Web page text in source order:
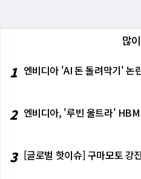
컴퓨
절하
n &
ng
은
한
것에
많
1 엔비디아 'AI 돈 돌려막기' 논
2 엔비디아, '루빈 울트라'
3 [글로벌 핫이슈] 구마모토 강